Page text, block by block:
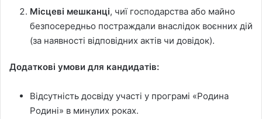
Місцеві мешканці, чиї господарства або майно
безпосередньо постраждали внаслідок воєнних дій
(за наявності відповідних актів чи довідок).
Додаткові умови для кандидатів:
Відсутність досвіду участі у програмі «Родина
Родині» в минулих роках.